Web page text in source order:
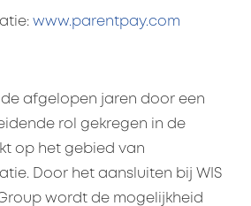
www.parentpay.com
afgelopen jaren door een
rol gekregen in de
op het gebied van
Door het aansluiten bij WIS
wordt de mogelijkheid